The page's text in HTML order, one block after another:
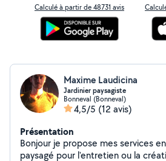
Calculé à partir de 48731 avis
Maxime Laudicina
Jardinier paysagiste
Bonneval (Bonneval)
4,5/5 (12 avis)
Présentation
Bonjour je propose mes services
paysagé pour l'entretien ou la